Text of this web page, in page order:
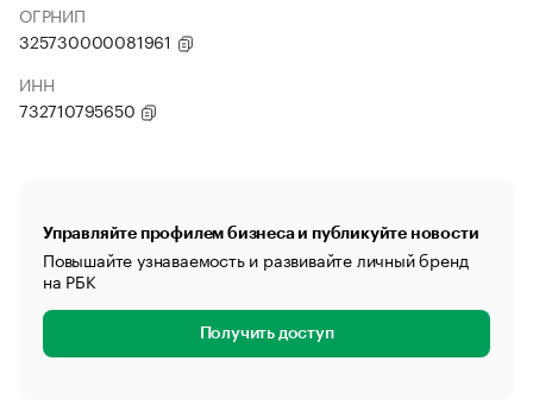
ОГРНИП
325730000081961
ИНН
732710795650
Управляйте профилем бизнеса и публикуйте новости
Повышайте узнаваемость и развивайте личный бренд
на РБК
Получить доступ